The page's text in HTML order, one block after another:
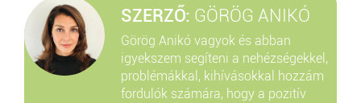
SZERZŐ: GÖRÖG ANIKÓ
Görög Anikó vagyok és abban
igyekszem segíteni a nehézségekkel,
problémákkal, kihívásokkal hozzám
fordulók számára, hogy a pozitív